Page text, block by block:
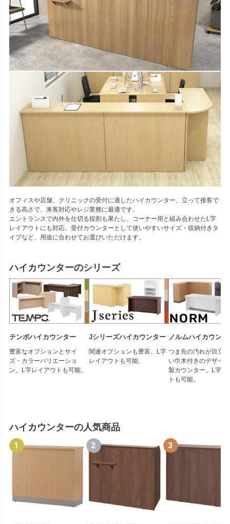
オフィスや店舗、クリニックの受付に適したハイカウンター。立って接客で
きる高さで、来客対応やレジ業務に最適です。
エントランスで内外を仕切る役割も果たし、コーナー用と組み合わせたL字
レイアウトにも対応。受付カウンターとして使いやすいサイズ・収納付きタ
イプなど、用途に合わせてお選びいただけます。
ハイカウンターのシリーズ
テンポハイカウンター
豊富なオプションとサイ
ズ・カラーバリエーショ
ン。L字レイアウトも可能。
Jシリーズハイカウンター
関連オプションも豊富。L字
レイアウトも可能。
ノルムハイカウンタ
つま先の汚れが目立
い巾木付きのデザイ
製カウンター。L字レ
トも可能。
ハイカウンターの人気商品